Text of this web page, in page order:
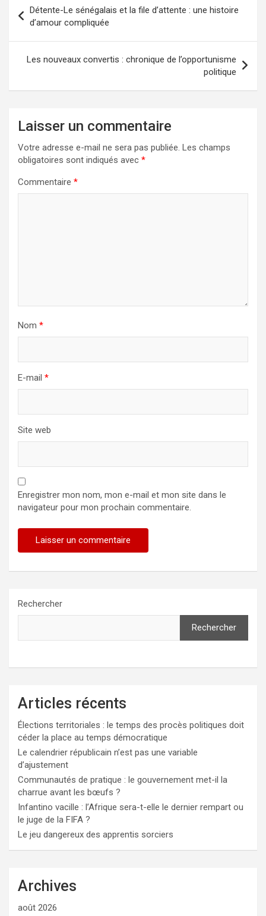
de
l’article
Détente-Le sénégalais et la file d’attente : une histoire
d’amour compliquée
Les nouveaux convertis : chronique de l’opportunisme
politique
Laisser un commentaire
Votre adresse e-mail ne sera pas publiée. Les champs
obligatoires sont indiqués avec *
Commentaire *
Nom *
E-mail *
Site web
Enregistrer mon nom, mon e-mail et mon site dans le
navigateur pour mon prochain commentaire.
Rechercher
Rechercher
Articles récents
Élections territoriales : le temps des procès politiques doit
céder la place au temps démocratique
Le calendrier républicain n’est pas une variable
d’ajustement
Communautés de pratique : le gouvernement met-il la
charrue avant les bœufs ?
Infantino vacille : l’Afrique sera-t-elle le dernier rempart ou
le juge de la FIFA ?
Le jeu dangereux des apprentis sorciers
Archives
août 2026